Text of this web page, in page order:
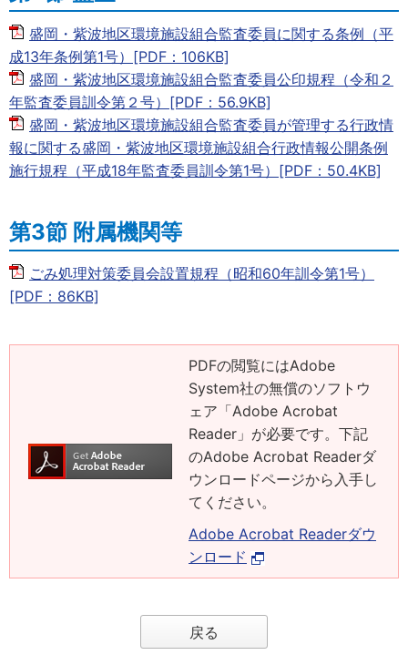
盛岡・紫波地区環境施設組合監査委員に関する条例（平
成13年条例第1号）[PDF：106KB]
盛岡・紫波地区環境施設組合監査委員公印規程（令和２
年監査委員訓令第２号）[PDF：56.9KB]
盛岡・紫波地区環境施設組合監査委員が管理する行政情
報に関する盛岡・紫波地区環境施設組合行政情報公開条例
施行規程（平成18年監査委員訓令第1号）[PDF：50.4KB]
第3節 附属機関等
ごみ処理対策委員会設置規程（昭和60年訓令第1号）
[PDF：86KB]
PDFの閲覧にはAdobe
System社の無償のソフトウ
ェア「Adobe Acrobat
Reader」が必要です。下記
のAdobe Acrobat Readerダ
ウンロードページから入手し
てください。
Adobe Acrobat Readerダウ
ンロード
戻る